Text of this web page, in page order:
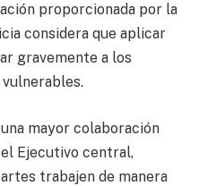
proporcionada por la
considera que aplicar
gravemente a los
mayor colaboración
Ejecutivo central,
trabajen de manera